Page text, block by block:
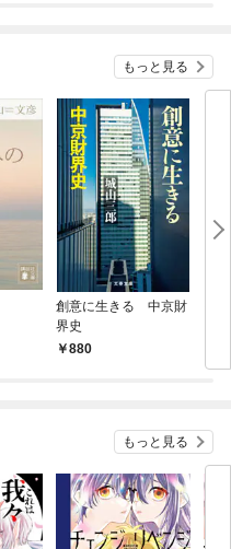
もっと見る
創意に生きる 中京財
界史
880
もっと見る